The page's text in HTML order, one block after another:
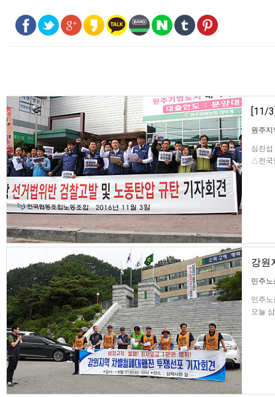
[11/
원주
심진
△전국
강원
민주
민주
오늘